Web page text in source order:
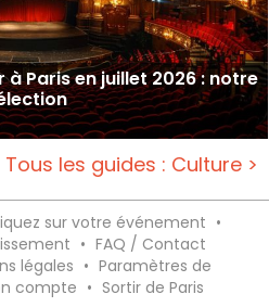
Paris en juillet 2026 : notre
Tous les guides : Culture >
sur votre événement •
• FAQ / Contact
légales • Paramètres de
compte • Sortir de Paris